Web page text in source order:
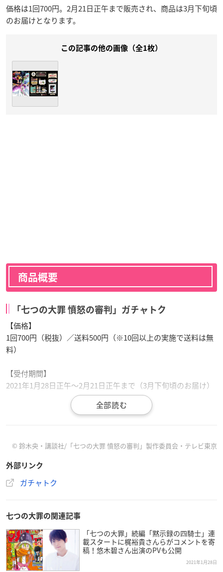
価格は1回700円。2月21日正午まで販売され、商品は3月下旬頃
のお届けとなります。
この記事の他の画像（全1枚）
商品概要
「七つの大罪 憤怒の審判」ガチャトク
【価格】
1回700円（税抜）／送料500円（※10回以上の実施で送料は無
料）
【受付期間】
2021年1月28日正午～2月21日正午まで（3月下旬頃のお届け）
C賞「ミニタオル」（5柄）
E賞「アクリルキーホルダー」（12柄）
Wチャンス賞 メリオダス役・梶裕貴さんと、エリザベス役・雨
▼ご購入はこちら
ガチャトク
© 鈴木央・講談社/「七つの大罪 憤怒の審判」製作委員会・テレビ東京
外部リンク
ガチャトク
七つの大罪の関連記事
「七つの大罪」続編「黙示録の四騎士」連
載スタートに梶裕貴さんらがコメントを寄
稿！悠木碧さん出演のPVも公開
2021年1月28日